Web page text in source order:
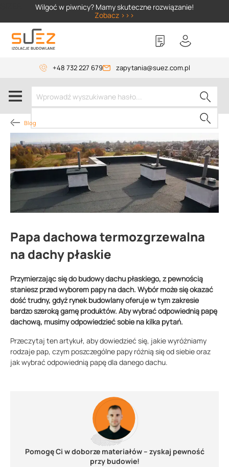
Wilgoć w piwnicy? Mamy skuteczne rozwiązanie!
Zobacz >>>
+48 732 227 679 zapytania@suez.com.pl
Blog
Papa dachowa termozgrzewalna
na dachy płaskie
Przymierzając się do budowy dachu płaskiego, z pewnością
staniesz przed wyborem papy na dach. Wybór może się okazać
dość trudny, gdyż rynek budowlany oferuje w tym zakresie
bardzo szeroką gamę produktów. Aby wybrać odpowiednią papę
dachową, musimy odpowiedzieć sobie na kilka pytań.
Przeczytaj ten artykuł, aby dowiedzieć się, jakie wyróżniamy
rodzaje pap, czym poszczególne papy różnią się od siebie oraz
jak wybrać odpowiednią papę dla danego dachu.
Pomogę Ci w doborze materiałów – zyskaj pewność
przy budowie!